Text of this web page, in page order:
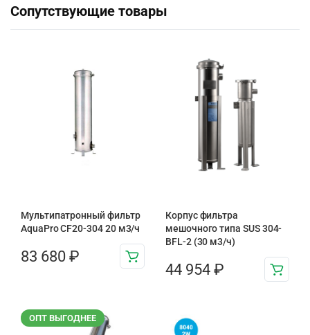
Сопутствующие товары
Мультипатронный фильтр
AquaPro CF20-304 20 м3/ч
83 680 ₽
Корпус фильтра
мешочного типа SUS 304-
BFL-2 (30 м3/ч)
44 954 ₽
ОПТ ВЫГОДНЕЕ